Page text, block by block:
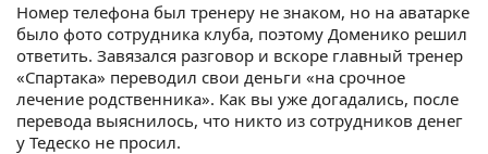
Номер телефона был тренеру не знаком, но на аватарке
было фото сотрудника клуба, поэтому Доменико решил
ответить. Завязался разговор и вскоре главный тренер
«Спартака» переводил свои деньги «на срочное
лечение родственника». Как вы уже догадались, после
перевода выяснилось, что никто из сотрудников денег
у Тедеско не просил.